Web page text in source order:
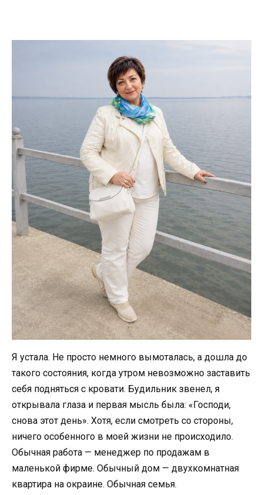
Я устала. Не просто немного вымоталась, а дошла до
такого состояния, когда утром невозможно заставить
себя подняться с кровати. Будильник звенел, я
открывала глаза и первая мысль была: «Господи,
снова этот день». Хотя, если смотреть со стороны,
ничего особенного в моей жизни не происходило.
Обычная работа — менеджер по продажам в
маленькой фирме. Обычный дом — двухкомнатная
квартира на окраине. Обычная семья.